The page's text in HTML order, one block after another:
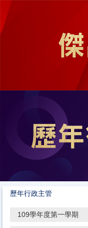
跳
到
歷年行政主管
109學年度第一學期